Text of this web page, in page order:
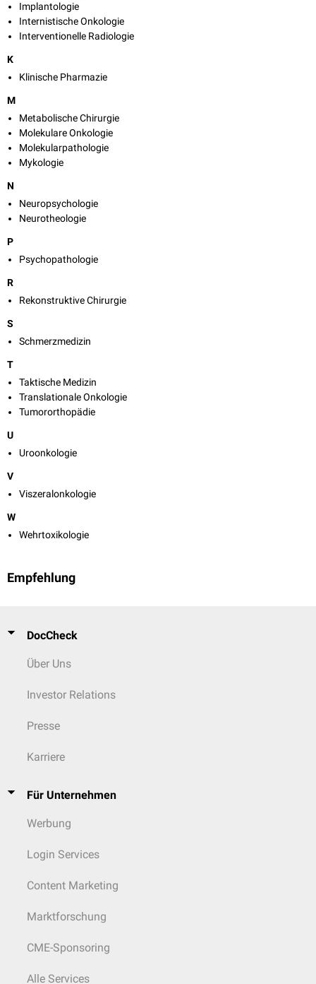
Implantologie
Internistische Onkologie
Interventionelle Radiologie
K
Klinische Pharmazie
M
Metabolische Chirurgie
Molekulare Onkologie
Molekularpathologie
Mykologie
N
Neuropsychologie
Neurotheologie
P
Psychopathologie
R
Rekonstruktive Chirurgie
S
Schmerzmedizin
T
Taktische Medizin
Translationale Onkologie
Tumororthopädie
U
Uroonkologie
V
Viszeralonkologie
W
Wehrtoxikologie
Empfehlung
DocCheck
Über Uns
Investor Relations
Presse
Karriere
Für Unternehmen
Werbung
Login Services
Content Marketing
Marktforschung
CME-Sponsoring
Alle Services